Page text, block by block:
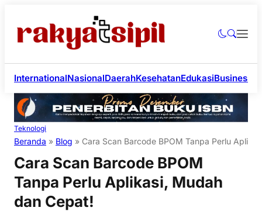
InternationalNasionalDaerahKesehatanEdukasiBusiness
Teknologi
Beranda » Blog » Cara Scan Barcode BPOM Tanpa Perlu
Cara Scan Barcode BPOM
Tanpa Perlu Aplikasi, Mudah
dan Cepat!